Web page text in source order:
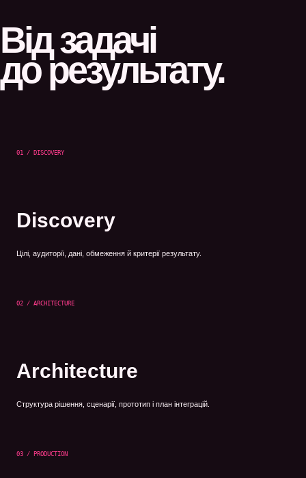
Від задачі
до результату.
01 / DISCOVERY
Discovery
Цілі, аудиторії, дані, обмеження й критерії результату.
02 / ARCHITECTURE
Architecture
Структура рішення, сценарії, прототип і план інтеграцій.
03 / PRODUCTION